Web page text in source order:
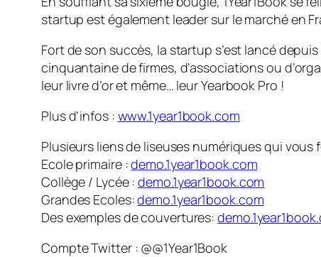
startup est également leader sur le marché en
Fort de son succès, la startup s’est lancé
cinquantaine de firmes, d’associations ou
leur livre d’or et même… leur Yearbook Pro !
Plus d’infos : www.1year1book.com
Plusieurs liens de liseuses numériques qui
Ecole primaire :demo.1year1book.com
Collège / Lycée :demo.1year1book.com
Grandes Ecoles:demo.1year1book.com
Des exemples de couvertures:
Compte Twitter : @@1Year1Book